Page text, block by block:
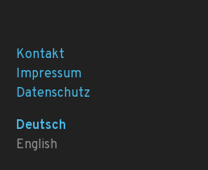
Kontakt
Impressum
Datenschutz
Deutsch
English